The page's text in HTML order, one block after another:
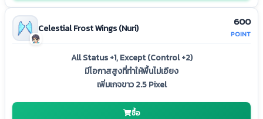
Celestial Frost Wings (Nuri)
All Status +1, Except (Control +2)
มีโอกาสสูงที่ทำให้พื้นไม่เอียง
เพิ่มเกจขาว 2.5 Pixel
600
POINT
ซื้อ